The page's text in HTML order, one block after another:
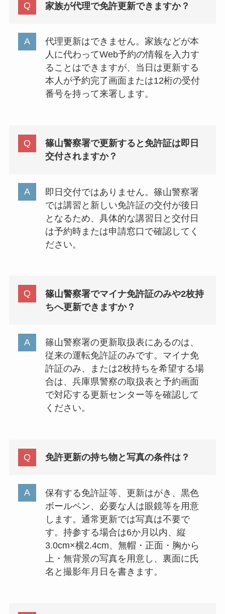
家族が代理で免許更新できますか？
代理更新はできません。家族などが本
人に代わってWeb予約の情報を入力す
ることはできますが、当日は更新する
本人が予約完了画面または12桁の受付
番号を持って来署します。
篠山警察署で更新すると免許証は即日
交付されますか？
即日交付ではありません。篠山警察署
では講習と新しい免許証の交付が後日
となるため、具体的な講習日と交付日
は予約時または申請窓口で確認してく
ださい。
篠山警察署でマイナ免許証のみや2枚持
ちへ更新できますか？
篠山警察署の更新取扱表にあるのは、
従来の運転免許証のみです。マイナ免
許証のみ、または2枚持ちを希望する場
合は、兵庫県警察の取扱表と予約画面
で対応する更新センター等を確認して
ください。
免許更新の持ち物と写真の条件は？
保有する免許証等、更新はがき、黒色
ボールペン、必要な人は眼鏡等を用意
します。通常更新では写真は不要で
す。持参する場合は6か月以内、縦
3.0cm×横2.4cm、無帽・正面・胸から
上・無背景の写真を用意し、裏面に氏
名と撮影年月日を書きます。